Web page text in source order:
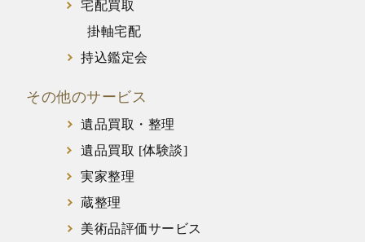
宅配買取
掛軸宅配
持込鑑定会
その他のサービス
遺品買取・整理
遺品買取 [体験談]
実家整理
蔵整理
美術品評価サービス